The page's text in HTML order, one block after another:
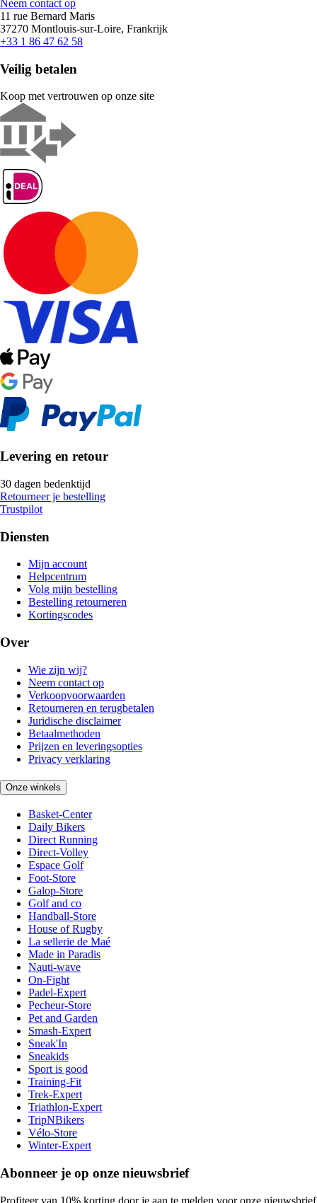
Neem contact op
11 rue Bernard Maris
37270 Montlouis-sur-Loire, Frankrijk
+33 1 86 47 62 58
Veilig betalen
Koop met vertrouwen op onze site
Levering en retour
30 dagen bedenktijd
Retourneer je bestelling
Trustpilot
Diensten
Mijn account
Helpcentrum
Volg mijn bestelling
Bestelling retourneren
Kortingscodes
Over
Wie zijn wij?
Neem contact op
Verkoopvoorwaarden
Retourneren en terugbetalen
Juridische disclaimer
Betaalmethoden
Prijzen en leveringsopties
Privacy verklaring
Onze winkels
Basket-Center
Daily Bikers
Direct Running
Direct-Volley
Espace Golf
Foot-Store
Galop-Store
Golf and co
Handball-Store
House of Rugby
La sellerie de Maé
Made in Paradis
Nauti-wave
On-Fight
Padel-Expert
Pecheur-Store
Pet and Garden
Smash-Expert
Sneak'In
Sneakids
Sport is good
Training-Fit
Trek-Expert
Triathlon-Expert
TripNBikers
Vélo-Store
Winter-Expert
Abonneer je op onze nieuwsbrief
Profiteer van 10% korting door je aan te melden voor onze nieuwsbrief